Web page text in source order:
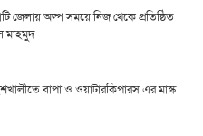
জেলায় অল্প সময়ে নিজ থেকে প্রতিষ্ঠিত
মাহমুদ
বাপা ও ওয়াটারকিপারস এর মাস্ক